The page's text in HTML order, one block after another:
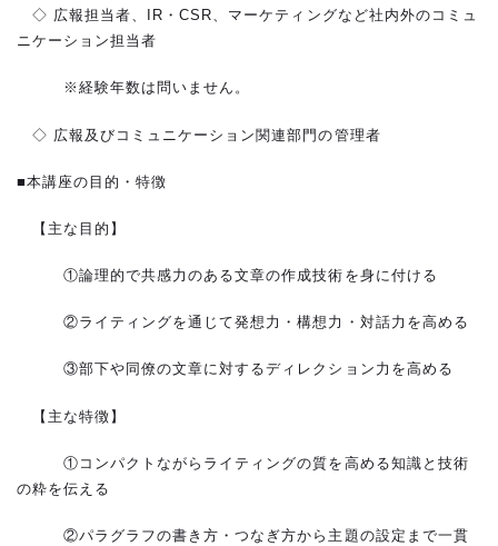
◇ 広報担当者、IR・CSR、マーケティングなど社内外のコミュ
ニケーション担当者
※経験年数は問いません。
◇ 広報及びコミュニケーション関連部門の管理者
■本講座の目的・特徴
【主な目的】
①論理的で共感力のある文章の作成技術を身に付ける
②ライティングを通じて発想力・構想力・対話力を高める
③部下や同僚の文章に対するディレクション力を高める
【主な特徴】
①コンパクトながらライティングの質を高める知識と技術
の粋を伝える
②パラグラフの書き方・つなぎ方から主題の設定まで一貫